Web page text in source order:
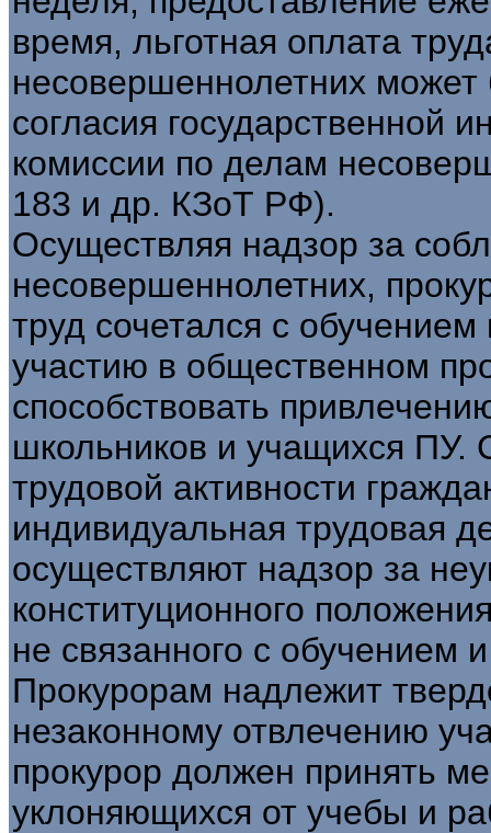
время, льготная оплата
несовершеннолетних
согласия государственной
комиссии по делам
183 и др. КЗоТ РФ).
Осуществляя надзор за
несовершеннолетних,
труд сочетался с
участию в общественном
способствовать
школьников и учащихся ПУ.
трудовой активности
индивидуальная трудовая
осуществляют надзор за
конституционного
не связанного с обучением
Прокурорам надлежит
незаконному отвлечению
прокурор должен принять
уклоняющихся от учебы и